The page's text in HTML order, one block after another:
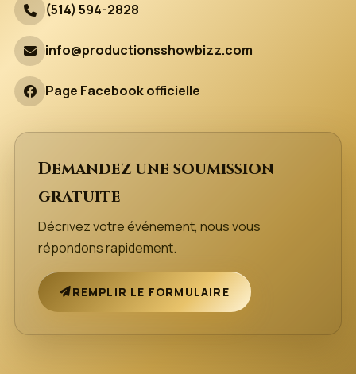
(514) 594-2828
info@productionsshowbizz.com
Page Facebook officielle
Demandez une soumission
gratuite
Décrivez votre événement, nous vous
répondons rapidement.
REMPLIR LE FORMULAIRE